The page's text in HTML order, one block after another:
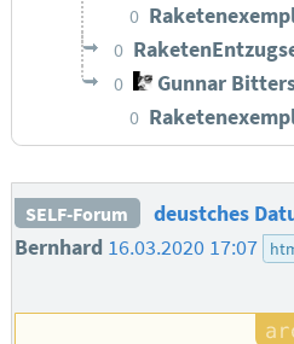
0
0
0 Gunnar
0
SELF-Forum
deustches
Bernhard 16.03.2020 17:07